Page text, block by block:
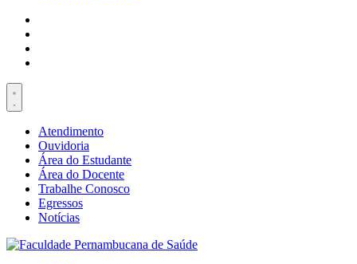
Atendimento
Ouvidoria
Área do Estudante
Área do Docente
Trabalhe Conosco
Egressos
Notícias